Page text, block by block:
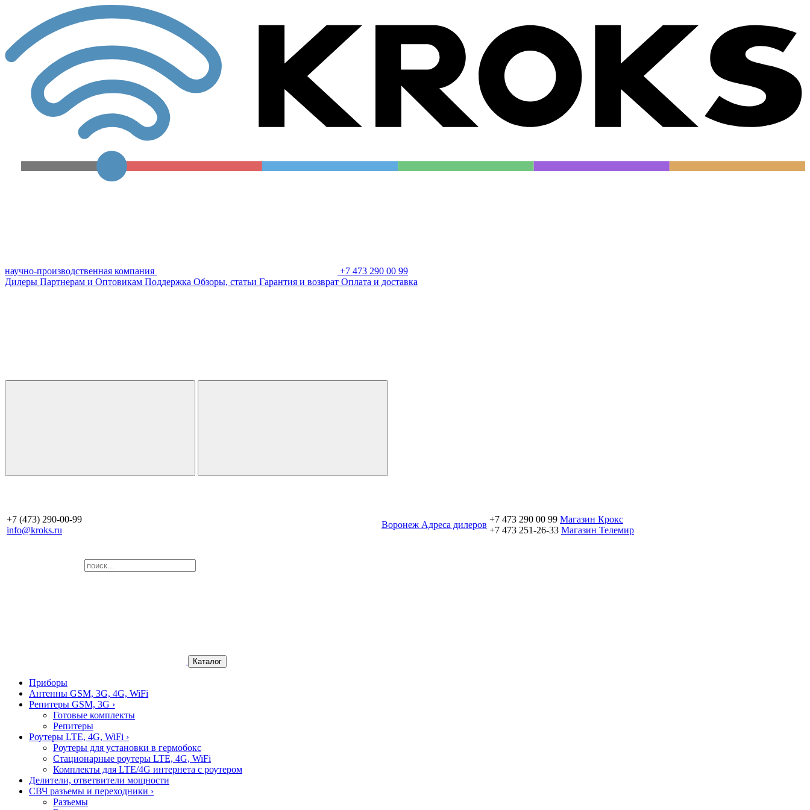
научно-производственная компания
+7 473 290 00 99
Дилеры Партнерам и Оптовикам Поддержка Обзоры, статьи Гарантия и возврат Оплата и доставка
+7 (473) 290-00-99
info@kroks.ru
Воронеж Aдреса дилеров
+7 473 290 00 99 Магазин Крокс
+7 473 251-26-33 Магазин Телемир
Каталог
Приборы
Антенны GSM, 3G, 4G, WiFi
Репитеры GSM, 3G ›
Готовые комплекты
Репитеры
Роутеры LTE, 4G, WiFi ›
Роутеры для установки в гермобокс
Стационарные роутеры LTE, 4G, WiFi
Комплекты для LTE/4G интернета с роутером
Делители, ответвители мощности
СВЧ разъемы и переходники ›
Разъемы